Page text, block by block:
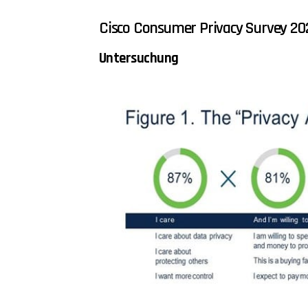
Cisco Consumer Privacy Survey
Untersuchung